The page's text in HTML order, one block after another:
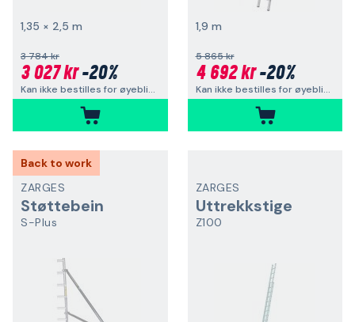
1,35 × 2,5 m
3 784 kr
3 027 kr-20%
Kan ikke bestilles for øyeblikket
1,9 m
5 865 kr
4 692 kr-20%
Kan ikke bestilles for øyeblikket
Back to work
ZARGES
Støttebein
S-Plus
ZARGES
Uttrekkstige
Z100